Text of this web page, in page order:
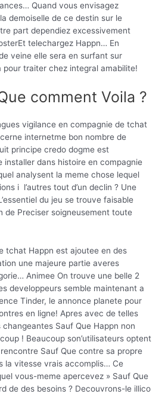
Quand vous envisagez
demoiselle de ce destin sur le
part dependiez excessivement
telechargez Happn… En
veine elle sera en surfant sur
traiter chez integral amabilite!
comment Voila ?
vigilance en compagnie de tchat
internetme bon nombre de
principe credo dogme est
installer dans histoire en compagnie
analysent la meme chose lequel
i l’autres tout d’un declin ? Une
du jeu se trouve faisable
de Preciser soigneusement toute
tchat Happn est ajoutee en des
une majeure partie averes
Animee On trouve une belle 2
developpeurs semble maintenant a
Tinder, le annonce planete pour
en ligne! Apres avec de telles
Sauf Que Happn non
! Beaucoup son’utilisateurs optent
Sauf Que contre sa propre
la vitesse vrais accomplis… Ce
vous-meme apercevez » Sauf Que
de des besoins ? Decouvrons-le illico